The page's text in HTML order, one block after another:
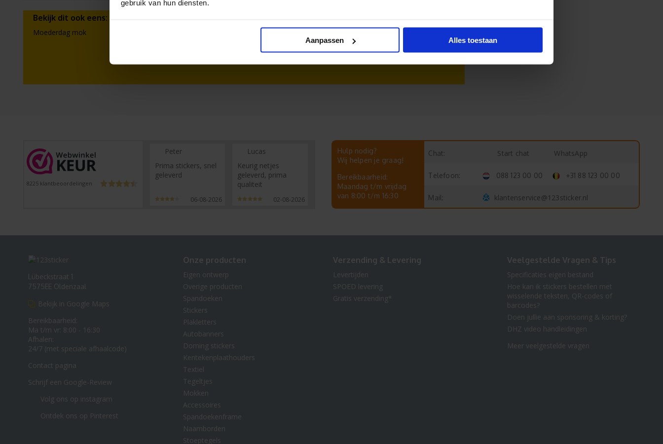
gebruik van hun diensten.
Aanpassen Alles toestaan
Bekijk dit ook eens:
Moederdag mok
8225 klantbeoordelingen
Peter
Prima stickers, snel
geleverd
06-08-2026
Lucas
Keurig netjes
geleverd, prima
qualiteit
02-08-2026
Hulp nodig?
Wij helpen je graag!
Bereikbaarheid:
Maandag t/m vrijdag
van 8:00 t/m 16:30
Chat: Start chat WhatsApp
Telefoon: 088 123 00 00 +31 88 123 00 00
Mail: klantenservice@123sticker.nl
Lübeckstraat 1
7575EE Oldenzaal
Bekijk in Google Maps
Bereikbaarheid:
Ma t/m vr: 8:00 - 16:30
Afhalen:
24/7 (met speciale afhaalcode)
Contact pagina
Schrijf een Google-Review
Volg ons op instagram
Ontdek ons op Pinterest
Onze producten
Eigen ontwerp
Overige producten
Spandoeken
Stickers
Plakletters
Autobanners
Doming stickers
Kentekenplaathouders
Textiel
Tegeltjes
Mokken
Accessoires
Spandoekenframe
Naamborden
Stoeptegels
Verzending & Levering
Levertijden
SPOED levering
Gratis verzending*
Veelgestelde Vragen & Tips
Specificaties eigen bestand
Hoe kan ik stickers bestellen met
wisselende teksten, QR-codes of
barcodes?
Doen jullie aan sponsoring & korting?
DHZ video handleidingen
Meer veelgestelde vragen